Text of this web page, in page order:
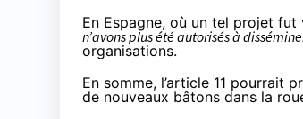
En Espagne, où un tel projet fut
n’avons plus été autorisés à
organisations.
En somme, l’article 11 pourrait
de nouveaux bâtons dans la